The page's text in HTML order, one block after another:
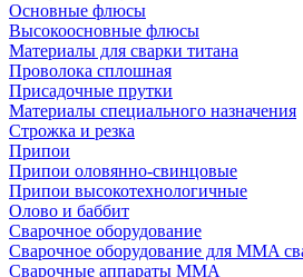
Основные флюсы
Высокоосновные флюсы
Материалы для сварки титана
Проволока сплошная
Присадочные прутки
Материалы специального назначения
Строжка и резка
Припои
Припои оловянно-свинцовые
Припои высокотехнологичные
Олово и баббит
Сварочное оборудование
Сварочное оборудование для MMA
Сварочные аппараты MMA